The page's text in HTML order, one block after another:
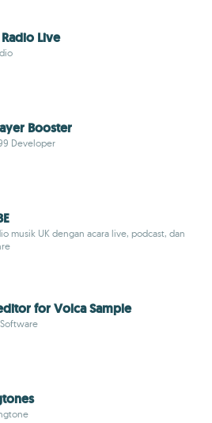
Live
Booster
Developer
musik UK dengan acara live, podcast, dan
for Volca Sample